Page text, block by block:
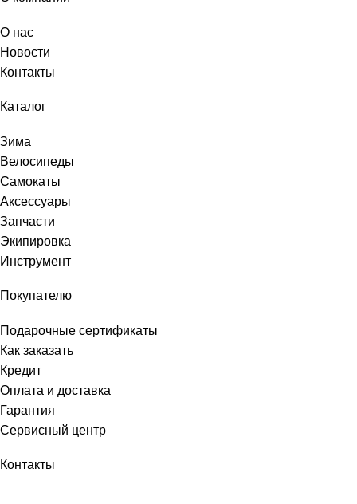
О нас
Новости
Контакты
Каталог
Зима
Велосипеды
Самокаты
Аксессуары
Запчасти
Экипировка
Инструмент
Покупателю
Подарочные сертификаты
Как заказать
Кредит
Оплата и доставка
Гарантия
Сервисный центр
Контакты